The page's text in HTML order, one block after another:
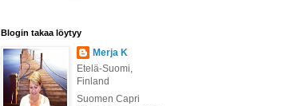
Blogin takaa löytyy
Merja K
Etelä-Suomi,
Finland
Suomen Capri